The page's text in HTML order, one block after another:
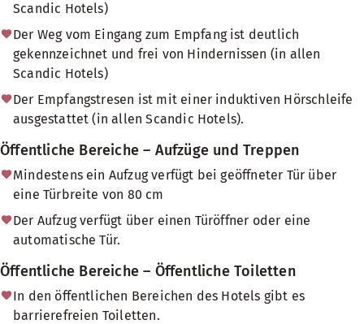
Scandic Hotels)
Der Weg vom Eingang zum Empfang ist deutlich
gekennzeichnet und frei von Hindernissen (in allen
Scandic Hotels)
Der Empfangstresen ist mit einer induktiven Hörschleife
ausgestattet (in allen Scandic Hotels).
Öffentliche Bereiche – Aufzüge und Treppen
Mindestens ein Aufzug verfügt bei geöffneter Tür über
eine Türbreite von 80 cm
Der Aufzug verfügt über einen Türöffner oder eine
automatische Tür.
Öffentliche Bereiche – Öffentliche Toiletten
In den öffentlichen Bereichen des Hotels gibt es
barrierefreien Toiletten.